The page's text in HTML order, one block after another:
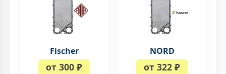
Fischer
от 300 ₽
NORD
от 322 ₽